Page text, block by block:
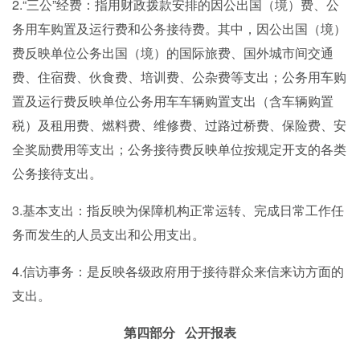
2.“三公”经费：指用财政拨款安排的因公出国（境）费、公
务用车购置及运行费和公务接待费。其中，因公出国（境）
费反映单位公务出国（境）的国际旅费、国外城市间交通
费、住宿费、伙食费、培训费、公杂费等支出；公务用车购
置及运行费反映单位公务用车车辆购置支出（含车辆购置
税）及租用费、燃料费、维修费、过路过桥费、保险费、安
全奖励费用等支出；公务接待费反映单位按规定开支的各类
公务接待支出。
3.基本支出：指反映为保障机构正常运转、完成日常工作任
务而发生的人员支出和公用支出。
4.信访事务：是反映各级政府用于接待群众来信来访方面的
支出。
第四部分 公开报表